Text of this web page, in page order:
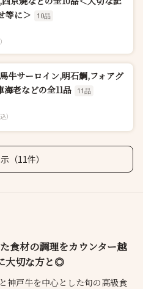
等に＞
10品
牛サーロイン,明石鯛,フォアグ
海老などの全11品
11品
）
（11件）
食材の調理をカウンター越
大切な方と◎
神戸牛を中心とした旬の高級食